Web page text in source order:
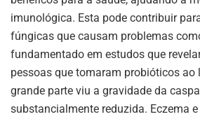
imunológica. Esta pode contribuir
fúngicas que causam problemas
fundamentado em estudos que
pessoas que tomaram probióticos ao
grande parte viu a gravidade da
substancialmente reduzida. Eczema